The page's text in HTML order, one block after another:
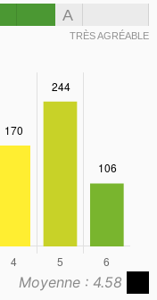
A
TRÈS AGRÉABLE
Moyenne : 4.58